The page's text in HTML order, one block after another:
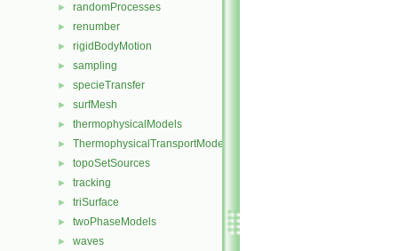
► randomProcesses
► renumber
► rigidBodyMotion
► sampling
► specieTransfer
► surfMesh
► thermophysicalModels
► ThermophysicalTransportModels
► topoSetSources
► tracking
► triSurface
► twoPhaseModels
► waves